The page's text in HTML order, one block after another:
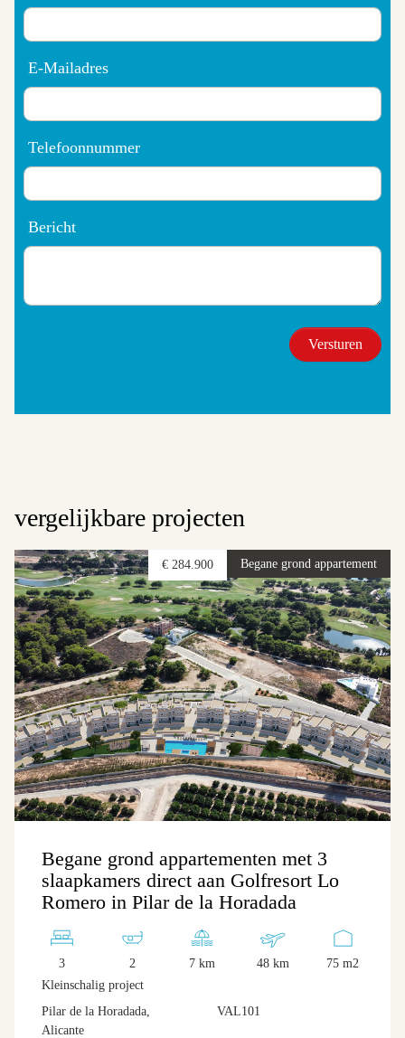
E-Mailadres
Telefoonnummer
Bericht
vergelijkbare projecten
Begane grond appartement
€ 284.900
Begane grond appartementen met 3
slaapkamers direct aan Golfresort Lo
Romero in Pilar de la Horadada
3 2 7 km 48 km
75 m2
Kleinschalig project
Pilar de la Horadada,
Alicante
VAL101